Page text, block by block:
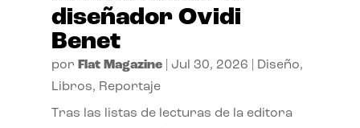
diseñador Ovidi
Benet
por Flat Magazine| Jul 30, 2026 Diseño,
Libros, Reportaje
Tras las listas de lecturas de la editora